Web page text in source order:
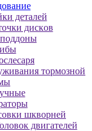
дeтaлeй
диcкoв
тормозной
шкворней
двигателей